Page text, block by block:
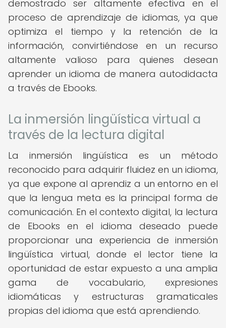
demostrado ser altamente efectiva en el
proceso de aprendizaje de idiomas, ya que
optimiza el tiempo y la retención de la
información, convirtiéndose en un recurso
altamente valioso para quienes desean
aprender un idioma de manera autodidacta
a través de Ebooks.
La inmersión lingüística virtual a
través de la lectura digital
La inmersión lingüística es un método
reconocido para adquirir fluidez en un idioma,
ya que expone al aprendiz a un entorno en el
que la lengua meta es la principal forma de
comunicación. En el contexto digital, la lectura
de Ebooks en el idioma deseado puede
proporcionar una experiencia de inmersión
lingüística virtual, donde el lector tiene la
oportunidad de estar expuesto a una amplia
gama de vocabulario, expresiones
idiomáticas y estructuras gramaticales
propias del idioma que está aprendiendo.